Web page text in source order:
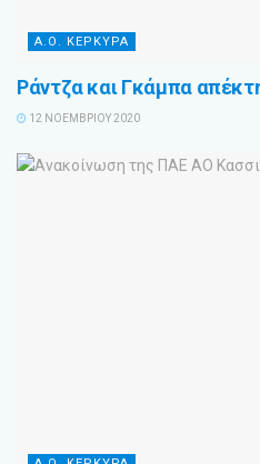
Α.Ο. ΚΕΡΚΥΡΑ
Ράντζα και Γκάμπα
12 ΝΟΕΜΒΡΊΟΥ 2020